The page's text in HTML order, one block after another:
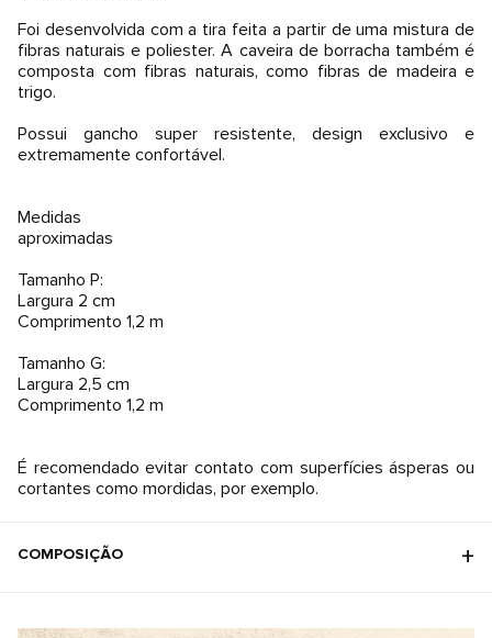
Foi desenvolvida com a tira feita a partir de uma mistura de
fibras naturais e poliester. A caveira de borracha também é
composta com fibras naturais, como fibras de madeira e
trigo.
Possui gancho super resistente, design exclusivo e
extremamente confortável.
Medidas
aproximadas
Tamanho P:
Largura 2 cm
Comprimento 1,2 m
Tamanho G:
Largura 2,5 cm
Comprimento 1,2 m
É recomendado evitar contato com superfícies ásperas ou
cortantes como mordidas, por exemplo.
COMPOSIÇÃO